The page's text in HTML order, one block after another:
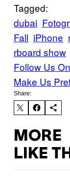
Tagged:
dubai
Fall iPhone
rboard show
Follow Us
Make Us
Share:
MORE
LIKE